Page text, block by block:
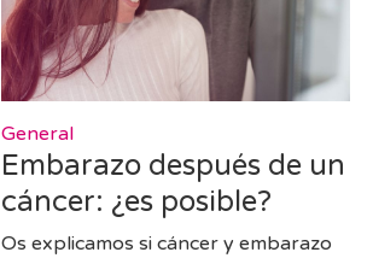
General
Embarazo después de un
cáncer: ¿es posible?
Os explicamos si cáncer y embarazo